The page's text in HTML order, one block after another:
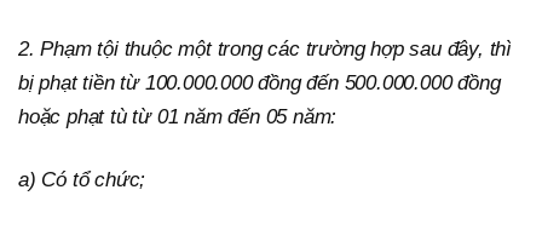
2. Phạm tội thuộc một trong các trường hợp sau đây, thì
bị phạt tiền từ 100.000.000 đồng đến 500.000.000 đồng
hoặc phạt tù từ 01 năm đến 05 năm:
a) Có tổ chức;